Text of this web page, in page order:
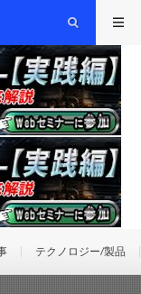
テクノロジー/製品